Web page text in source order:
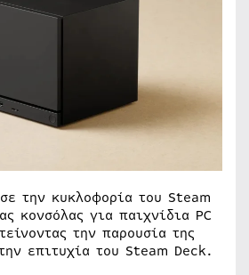
την κυκλοφορία του Steam
κονσόλας για παιχνίδια PC
την παρουσία της
επιτυχία του Steam Deck.